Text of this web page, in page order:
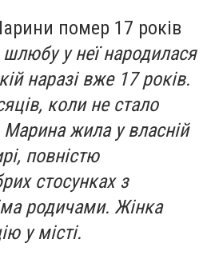
помер 17 років
у неї народилася
наразі вже 17 років.
коли не стало
жила у власній
повністю
стосунках з
родичами. Жінка
у місті.